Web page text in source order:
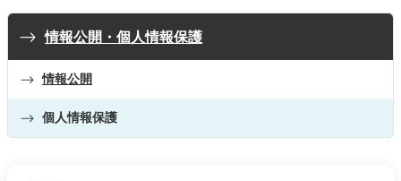
情報公開・個人情報保護
情報公開
個人情報保護